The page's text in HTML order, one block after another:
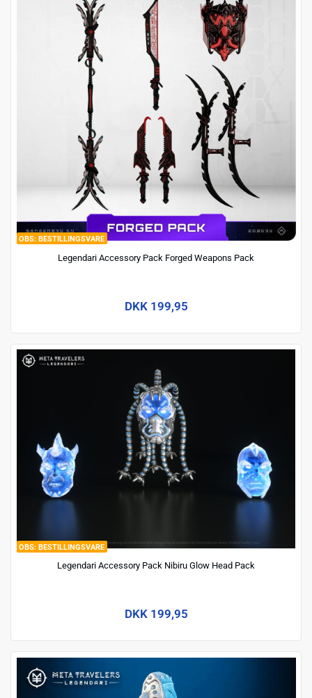
BESTILLINGSVARE
Legendari Accessory Pack Forged Weapons Pack
DKK 199,95
BESTILLINGSVARE
Legendari Accessory Pack Nibiru Glow Head Pack
DKK 199,95